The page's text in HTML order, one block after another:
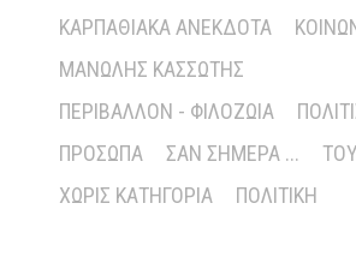
ΚΑΡΠΑΘΙΑΚΆ ΑΝΈΚΔΟΤΑ
ΜΑΝΏΛΗΣ ΚΑΣΣΏΤΗΣ
ΠΕΡΙΒΆΛΛΟΝ - ΦΙΛΟΖΩΊΑ
ΠΡΌΣΩΠΑ
ΣΑΝ ΣΉΜΕΡΑ ...
ΧΩΡΊΣ ΚΑΤΗΓΟΡΊΑ
ΠΟΛΙΤΙΚΉ